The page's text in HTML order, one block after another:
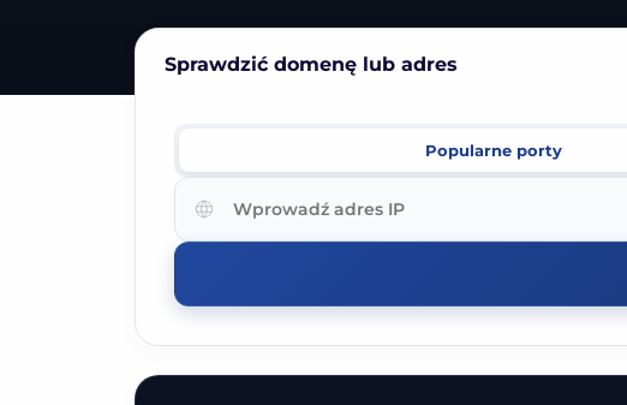
Sprawdzić domenę lub adres
Popularneporty
Wprowadź
adres
IP